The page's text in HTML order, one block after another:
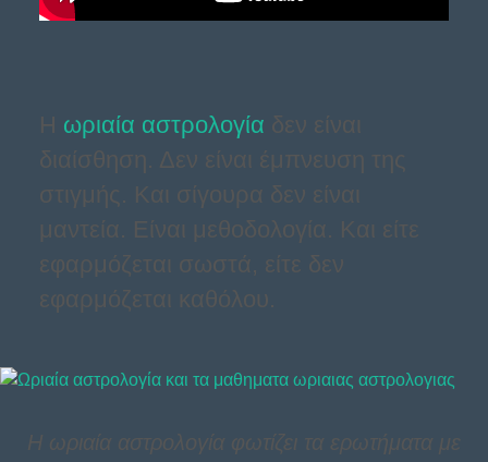
Η ωριαία αστρολογία δεν είναι
διαίσθηση. Δεν είναι έμπνευση της
στιγμής. Και σίγουρα δεν είναι
μαντεία. Είναι μεθοδολογία. Και είτε
εφαρμόζεται σωστά, είτε δεν
εφαρμόζεται καθόλου.
Η ωριαία αστρολογία φωτίζει τα ερωτήματα με